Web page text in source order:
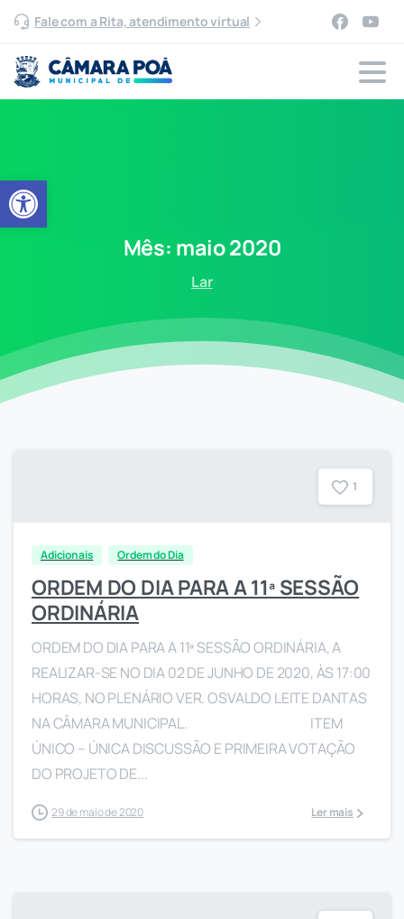
Abrir a barra de ferramentas
Fale com a Rita, atendimento virtual
Mês: maio2020
Lar
1
Adicionais Ordem do Dia
ORDEM DO DIA PARA A 11ª SESSÃO
ORDINÁRIA
ORDEM DO DIA PARA A 11ª SESSÃO ORDINÁRIA, A
REALIZAR-SE NO DIA 02 DE JUNHO DE 2020, ÀS 17:00
HORAS, NO PLENÁRIO VER. OSVALDO LEITE DANTAS
NA CÂMARA MUNICIPAL. ITEM
ÚNICO – ÚNICA DISCUSSÃO E PRIMEIRA VOTAÇÃO
DO PROJETO DE...
29 de maio de 2020 Ler mais